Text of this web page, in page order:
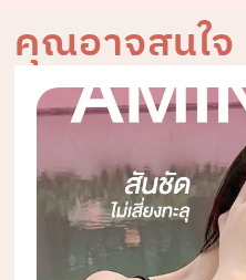
คุณอาจสนใจ